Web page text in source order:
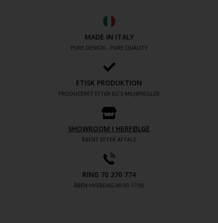
MADE IN ITALY
PURE DESIGN - PURE QUALITY
ETISK PRODUKTION
PRODUCERET EFTER EU´S MILJØREGLER
SHOWROOM I HERFØLGE
ÅBENT EFTER AFTALE
RING 70 270 774
ÅBEN HVERDAG 09:00-17.00